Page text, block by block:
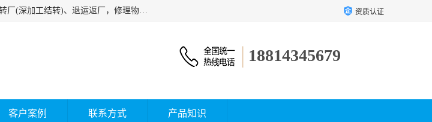
深圳市嘉盛行供应链有限公司 业务范围包括国际中转、一般贸易进出口代理、货运代理、转厂(深加工结转)、退运返厂，修理物品、直接退运、简单加工、更换包装、食品化妆品贴标进口、通关保税仓储，保税生产加工，香港仓库、中港运输专拼货运等服务 资质认证
18814345679
客户案例 联系方式 产品知识